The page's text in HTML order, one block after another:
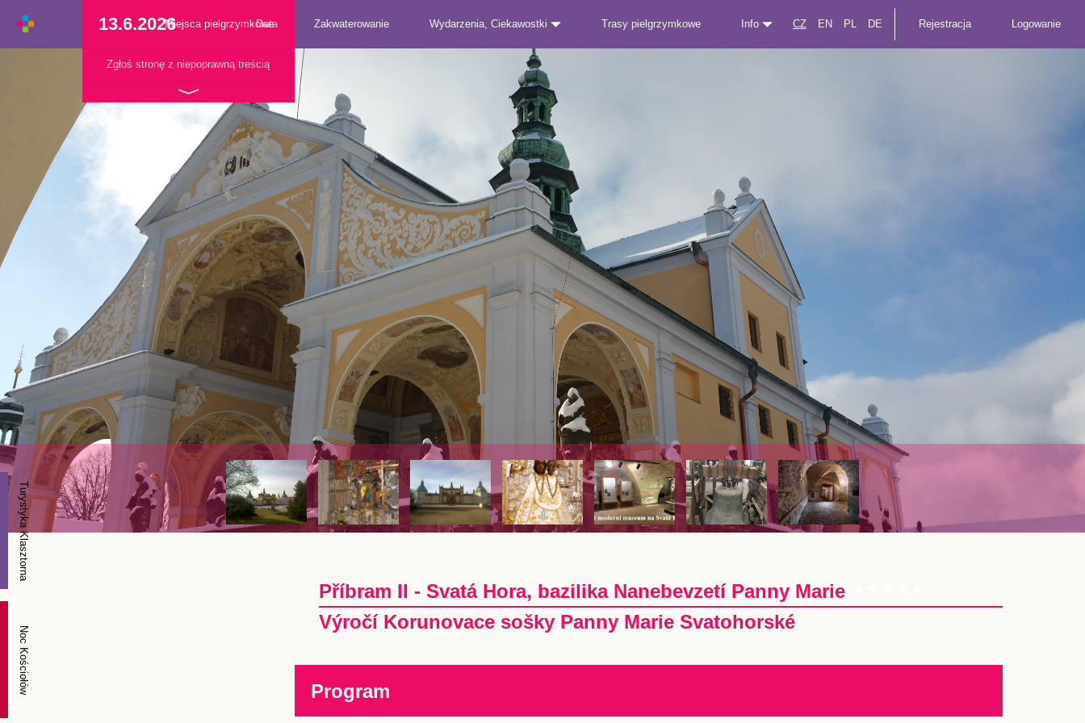
13.6.2026 Data
Zgłoś stronę z niepoprawną treścią
Miejsca pielgrzymkowe Zakwaterowanie Wydarzenia, Ciekawostki Trasy pielgrzymkowe Info CZ EN PL DE Rejestracja Logowanie
Příbram II - Svatá Hora, bazilika Nanebevzetí Panny Marie
Výročí Korunovace sošky Panny Marie Svatohorské
Program
Turystyka Klasztorna
Noc Kościołów